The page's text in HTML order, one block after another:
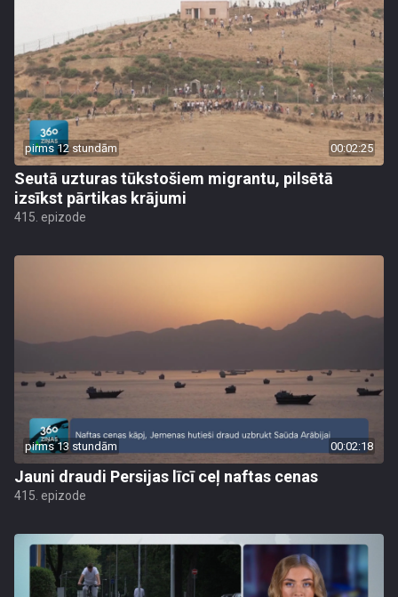
pirms 12 stundām 00:02:25
Seutā uzturas tūkstošiem migrantu, pilsētā
izsīkst pārtikas krājumi
415. epizode
pirms 13 stundām 00:02:18
Jauni draudi Persijas līcī ceļ naftas cenas
415. epizode